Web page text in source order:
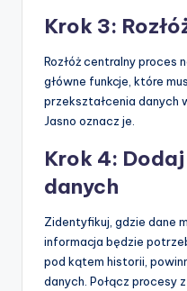
Krok 3:
Rozłóż centralny proces
główne funkcje, które
przekształcenia danych
Jasno oznacz je.
Krok 4:
danych
Zidentyfikuj, gdzie dane
informacja będzie
pod kątem historii,
danych. Połącz procesy